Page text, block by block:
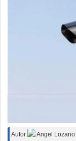
Autor Angel Lozano